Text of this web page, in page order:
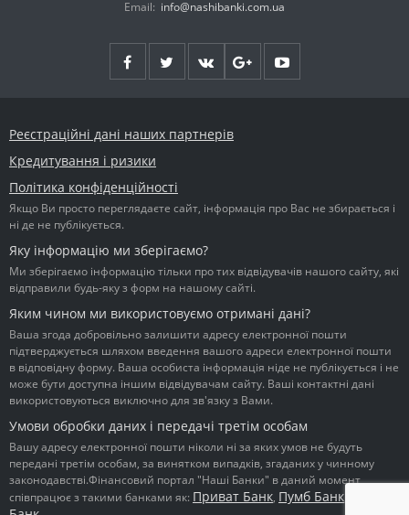
Email: info@nashibanki.com.ua
Реєстраційні дані наших партнерів
Кредитування і ризики
Політика конфіденційності
Якщо Ви просто переглядаєте сайт, інформація про Вас не збирається і
ні де не публікується.
Яку інформацію ми зберігаємо?
Ми зберігаємо інформацію тільки про тих відвідувачів нашого сайту, які
відправили будь-яку з форм на нашому сайті.
Яким чином ми використовуємо отримані дані?
Ваша згода добровільно залишити адресу електронної пошти
підтверджується шляхом введення вашого адреси електронної пошти
в відповідну форму. Ваша особиста інформація ніде не публікується і не
може бути доступна іншим відвідувачам сайту. Ваші контактні дані
використовуються виключно для зв'язку з Вами.
Умови обробки даних і передачі третім особам
Вашу адресу електронної пошти ніколи ні за яких умов не будуть
передані третім особам, за винятком випадків, згаданих у чинному
законодавстві.Фінансовий портал "Наші Банки" в даний момент
співпрацює з такими банками як: Приват Банк, Пумб Банк